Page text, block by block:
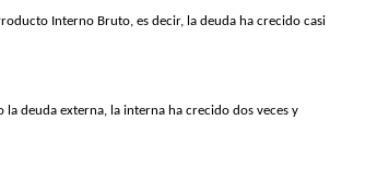
Interno Bruto, es decir, la deuda ha crecido casi
deuda externa, la interna ha crecido dos veces y